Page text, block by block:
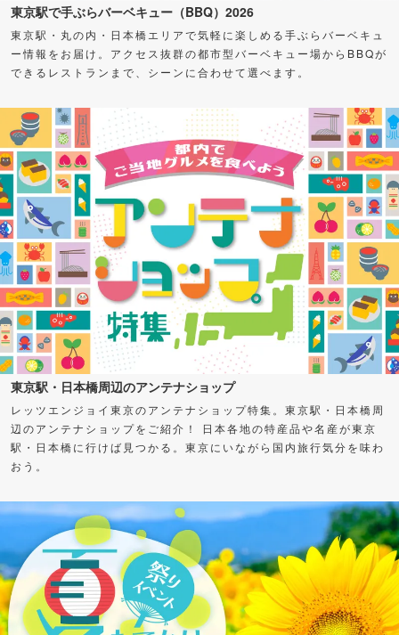
東京駅で手ぶらバーベキュー（BBQ）2026
東京駅・丸の内・日本橋エリアで気軽に楽しめる手ぶらバーベキュ
ー情報をお届け。アクセス抜群の都市型バーベキュー場からBBQが
できるレストランまで、シーンに合わせて選べます。
東京駅・日本橋周辺のアンテナショップ
レッツエンジョイ東京のアンテナショップ特集。東京駅・日本橋周
辺のアンテナショップをご紹介！ 日本各地の特産品や名産が東京
駅・日本橋に行けば見つかる。東京にいながら国内旅行気分を味わ
おう。